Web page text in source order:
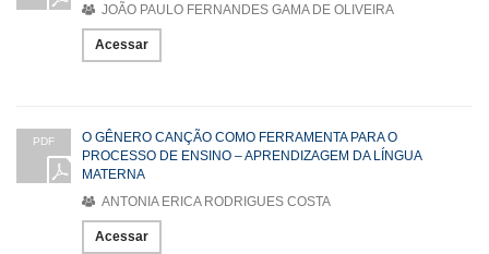
JOÃO PAULO FERNANDES GAMA DE OLIVEIRA
Acessar
PDF
O GÊNERO CANÇÃO COMO FERRAMENTA PARA O
PROCESSO DE ENSINO – APRENDIZAGEM DA LÍNGUA
MATERNA
ANTONIA ERICA RODRIGUES COSTA
Acessar